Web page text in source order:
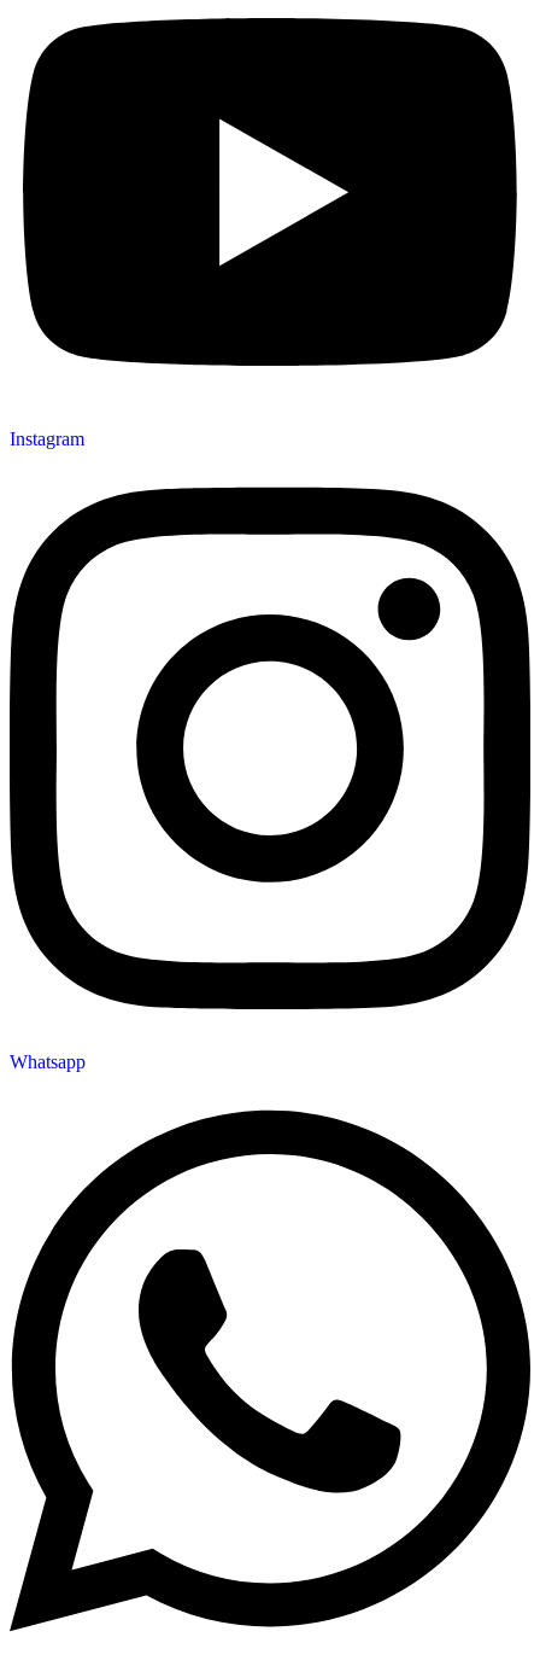
Instagram
Whatsapp